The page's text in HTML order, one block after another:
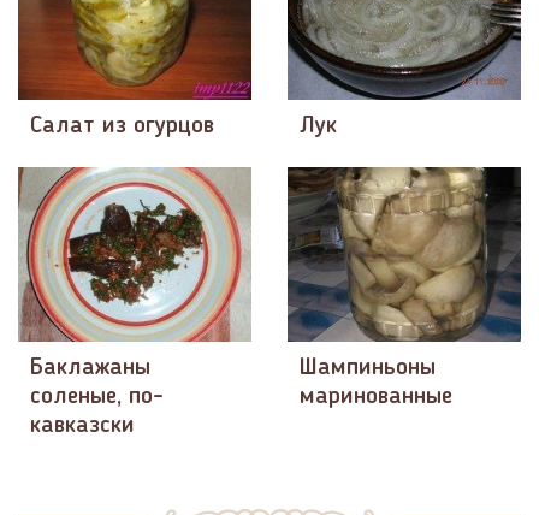
Салат из огурцов Лук
Баклажаны
соленые, по-
кавказски
Шампиньоны
маринованные